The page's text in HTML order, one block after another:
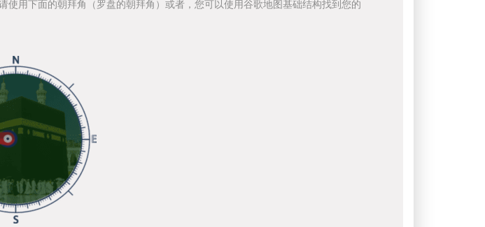
用下面的朝拜角（罗盘的朝拜角）或者，您可以使用谷歌地图基础结构找到您的